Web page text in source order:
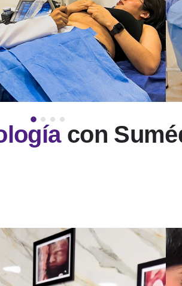
con